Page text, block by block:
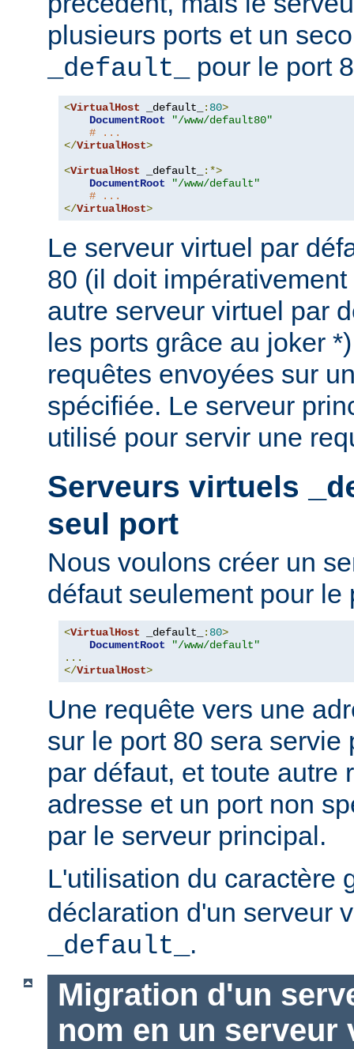
plusieurs ports et un
_default_
pour le port
<VirtualHost _default_ : 80>
DocumentRoot
"/www/default80"
# ...
</VirtualHost>
<VirtualHost _default_
:*>
DocumentRoot
"/www/default"
# ...
</VirtualHost>
Le serveur virtuel par
80 (il doit
autre serveur virtuel par
les ports grâce au joker
requêtes envoyées sur
spécifiée. Le serveur
utilisé pour servir une
Serveurs virtuels
seul port
Nous voulons créer un
défaut seulement pour le
<VirtualHost _default_ : 80>
DocumentRoot
"/www/default"
...
</VirtualHost>
Une requête vers une
sur le port 80 sera servie
par défaut, et toute autre
adresse et un port non
par le serveur principal.
L'utilisation du caractère
déclaration d'un serveur
_default_ .
Migration d'un
nom en un serveur